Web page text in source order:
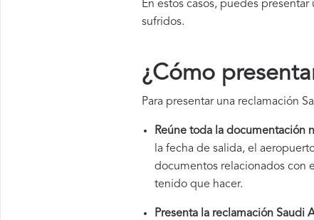
En estos casos, puedes presentar
sufridos.
¿Cómo
Para presentar una reclamación
Reúne toda la documentación
la fecha de salida, el
documentos relacionados con
tenido que hacer.
Presenta la reclamación Saudi